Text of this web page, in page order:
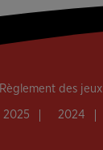
Règlement des jeux
2025 2024